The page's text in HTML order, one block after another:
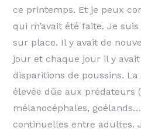
ce printemps. Et je peux
qui m’avait été faite. Je
sur place. Il y avait de
jour et chaque jour il y
disparitions de poussins.
élevée dûe aux prédateurs
mélanocéphales,
continuelles entre adultes.